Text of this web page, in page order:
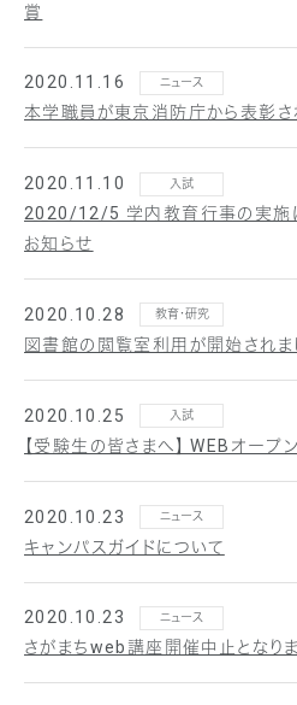
賞
2020.11.16 ニュース
本学職員が東京消防庁から表彰さ
2020.11.10 入試
2020/12/5 学内教育行事の実施
お知らせ
2020.10.28 教育・研究
図書館の閲覧室利用が開始されま
2020.10.25 入試
【受験生の皆さまへ】 WEBオープ
2020.10.23 ニュース
キャンパスガイドについて
2020.10.23 ニュース
さがまちweb講座開催中止となり